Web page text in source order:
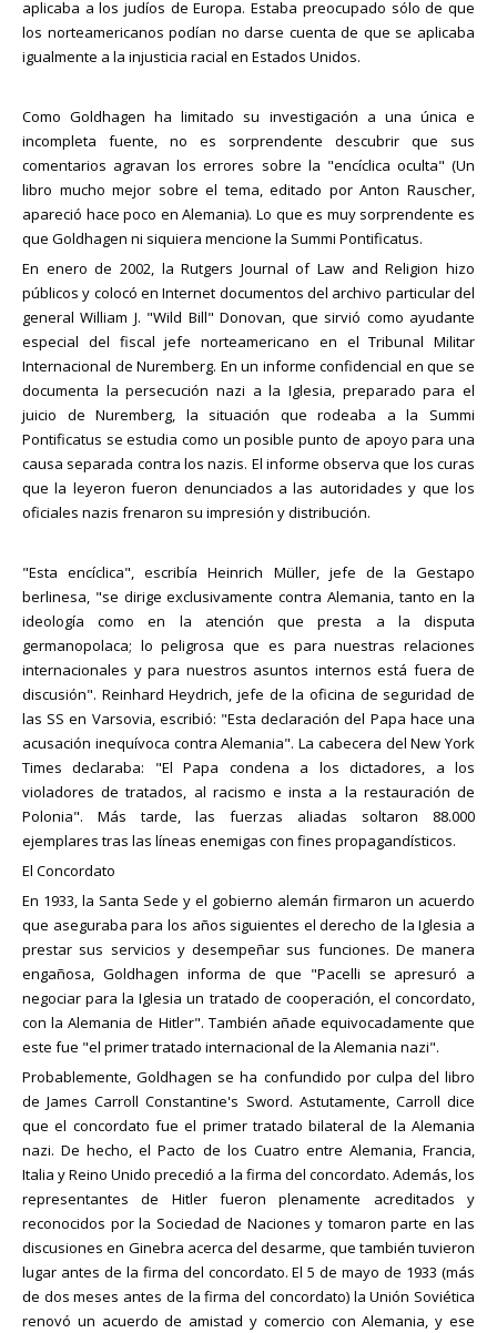
aplicaba a los judíos de Europa. Estaba preocupado sólo de que
los norteamericanos podían no darse cuenta de que se aplicaba
igualmente a la injusticia racial en Estados Unidos.
Como Goldhagen ha limitado su investigación a una única e
incompleta fuente, no es sorprendente descubrir que sus
comentarios agravan los errores sobre la "encíclica oculta" (Un
libro mucho mejor sobre el tema, editado por Anton Rauscher,
apareció hace poco en Alemania). Lo que es muy sorprendente es
que Goldhagen ni siquiera mencione la Summi Pontificatus.
En enero de 2002, la Rutgers Journal of Law and Religion hizo
públicos y colocó en Internet documentos del archivo particular del
general William J. "Wild Bill" Donovan, que sirvió como ayudante
especial del fiscal jefe norteamericano en el Tribunal Militar
Internacional de Nuremberg. En un informe confidencial en que se
documenta la persecución nazi a la Iglesia, preparado para el
juicio de Nuremberg, la situación que rodeaba a la Summi
Pontificatus se estudia como un posible punto de apoyo para una
causa separada contra los nazis. El informe observa que los curas
que la leyeron fueron denunciados a las autoridades y que los
oficiales nazis frenaron su impresión y distribución.
"Esta encíclica", escribía Heinrich Müller, jefe de la Gestapo
berlinesa, "se dirige exclusivamente contra Alemania, tanto en la
ideología como en la atención que presta a la disputa
germanopolaca; lo peligrosa que es para nuestras relaciones
internacionales y para nuestros asuntos internos está fuera de
discusión". Reinhard Heydrich, jefe de la oficina de seguridad de
las SS en Varsovia, escribió: "Esta declaración del Papa hace una
acusación inequívoca contra Alemania". La cabecera del New York
Times declaraba: "El Papa condena a los dictadores, a los
violadores de tratados, al racismo e insta a la restauración de
Polonia". Más tarde, las fuerzas aliadas soltaron 88.000
ejemplares tras las líneas enemigas con fines propagandísticos.
El Concordato
En 1933, la Santa Sede y el gobierno alemán firmaron un acuerdo
que aseguraba para los años siguientes el derecho de la Iglesia a
prestar sus servicios y desempeñar sus funciones. De manera
engañosa, Goldhagen informa de que "Pacelli se apresuró a
negociar para la Iglesia un tratado de cooperación, el concordato,
con la Alemania de Hitler". También añade equivocadamente que
este fue "el primer tratado internacional de la Alemania nazi".
Probablemente, Goldhagen se ha confundido por culpa del libro
de James Carroll Constantine's Sword. Astutamente, Carroll dice
que el concordato fue el primer tratado bilateral de la Alemania
nazi. De hecho, el Pacto de los Cuatro entre Alemania, Francia,
Italia y Reino Unido precedió a la firma del concordato. Además, los
representantes de Hitler fueron plenamente acreditados y
reconocidos por la Sociedad de Naciones y tomaron parte en las
discusiones en Ginebra acerca del desarme, que también tuvieron
lugar antes de la firma del concordato. El 5 de mayo de 1933 (más
de dos meses antes de la firma del concordato) la Unión Soviética
renovó un acuerdo de amistad y comercio con Alemania, y ese